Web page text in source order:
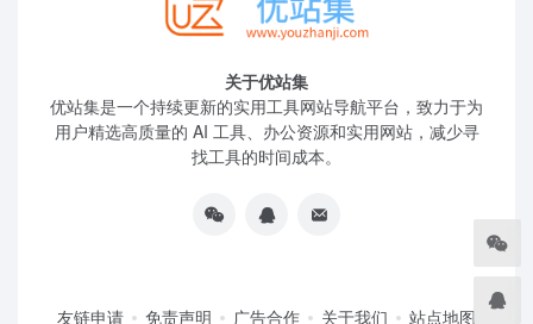
关于优站集
优站集是一个持续更新的实用工具网站导航平台，致力于为
用户精选高质量的 AI 工具、办公资源和实用网站，减少寻
找工具的时间成本。
友链申请 免责声明 广告合作 关于我们 站点地图